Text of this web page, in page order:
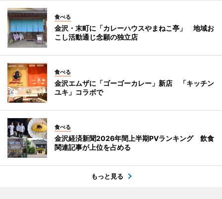
食べる
金沢・末町に「カレーハウスやまねこ亭」 地域お
こし活動通じ念願の独立店
食べる
金沢エムザに「ゴーゴーカレー」新店 「キッチン
ユキ」コラボで
食べる
金沢経済新聞2026年間上半期PVランキング 飲食
関連記事が上位を占める
もっと見る